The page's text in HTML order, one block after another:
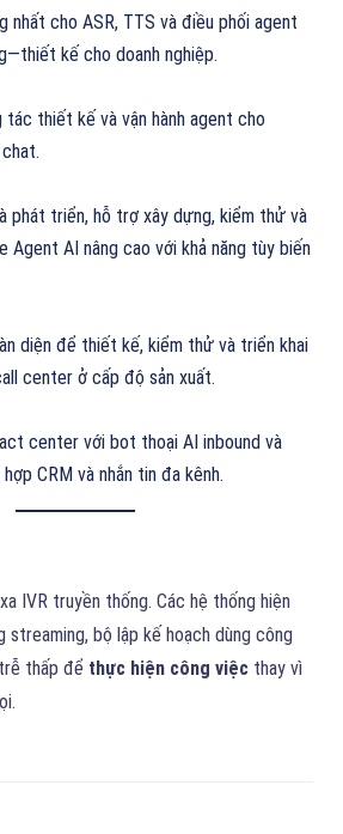
nhất cho ASR, TTS và điều phối agent
kế cho doanh nghiệp.
tác thiết kế và vận hành agent cho
phát triển, hỗ trợ xây dựng, kiểm thử và
Agent AI nâng cao với khả năng tùy biến
diện để thiết kế, kiểm thử và triển khai
center ở cấp độ sản xuất.
center với bot thoại AI inbound và
CRM và nhắn tin đa kênh.
IVR truyền thống. Các hệ thống hiện
streaming, bộ lập kế hoạch dùng công
thấp để thực hiện công việc thay vì